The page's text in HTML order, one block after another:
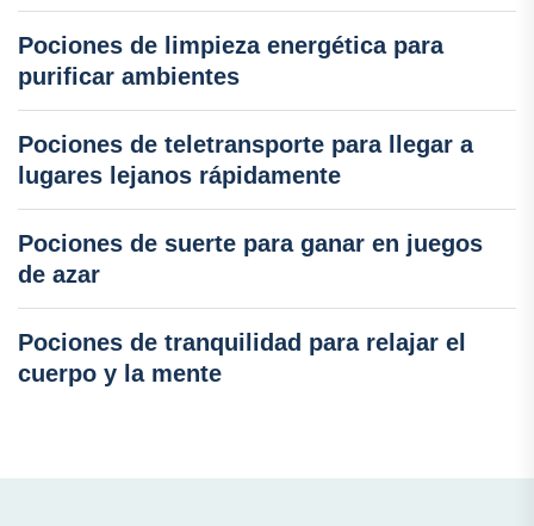
Pociones de limpieza energética para
purificar ambientes
Pociones de teletransporte para llegar a
lugares lejanos rápidamente
Pociones de suerte para ganar en juegos
de azar
Pociones de tranquilidad para relajar el
cuerpo y la mente